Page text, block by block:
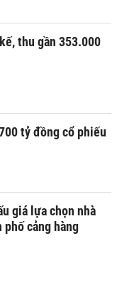
thu gần 353.000
tỷ đồng cổ phiếu
giá lựa chọn nhà
cảng hàng